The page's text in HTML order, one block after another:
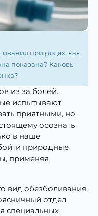
при родах, как
показана? Каковы
из за болей.
испытывают
приятными, но
осознать
в наше
природные
применяя
вид обезболивания,
отдел
специальных